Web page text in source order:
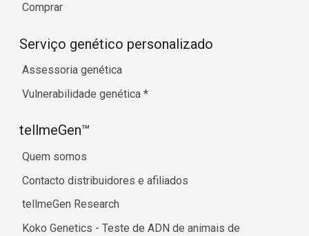
Comprar
Serviço genético personalizado
Assessoria genética
Vulnerabilidade genética *
tellmeGen™
Quem somos
Contacto distribuidores e afiliados
tellmeGen Research
Koko Genetics - Teste de ADN de animais de